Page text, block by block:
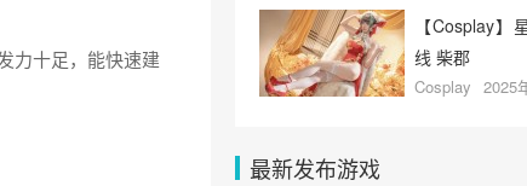
力十足，能快速建
【Cosplay
线 柴郡
Cosplay 2025
最新发布游戏